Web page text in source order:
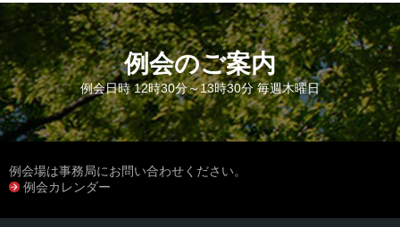
例会のご案内
例会日時 12時30分～13時30分 毎週木曜日
例会場は事務局にお問い合わせください。
例会カレンダー